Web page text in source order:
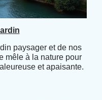
paysager et de nos
mêle à la nature pour
et apaisante.